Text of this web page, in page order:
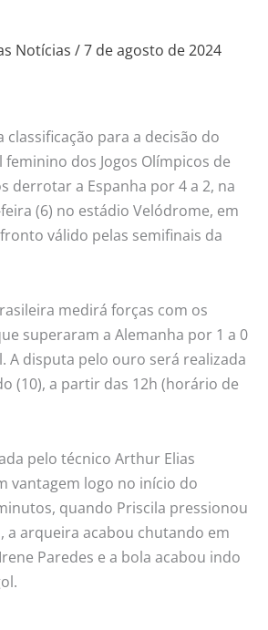
Notícias /7 de agosto de 2024
classificação para a decisão do
dos Jogos Olímpicos de
derrotar a Espanha por 4 a 2, na
(6) no estádio Velódrome, em
válido pelas semifinais da
medirá forças com os
superaram a Alemanha por 1 a 0
A disputa pelo ouro será realizada
(10), a partir das 12h (horário de
pelo técnico Arthur Elias
vantagem logo no início do
quando Priscila pressionou
a arqueira acabou chutando em
Paredes e a bola acabou indo